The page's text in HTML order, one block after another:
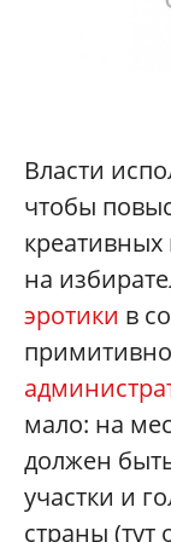
Власти
чтобы
на
эротики в
мало: на
должен
участки и
страны (тут